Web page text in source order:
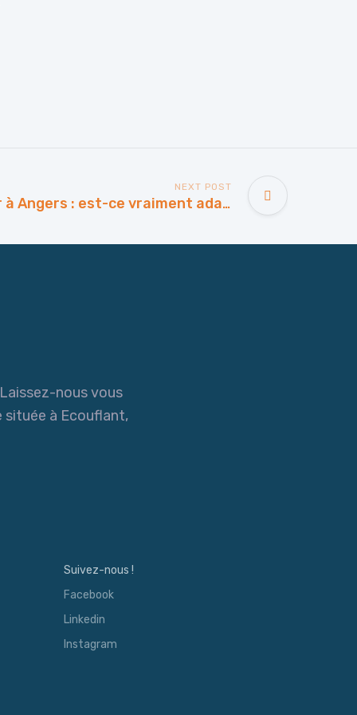
NEXT POST
Pompe à chaleur à Angers : est-ce vraiment adapté au climat angevin ?
nous vous
à Ecouflant,
Suivez-nous !
Facebook
Linkedin
Instagram